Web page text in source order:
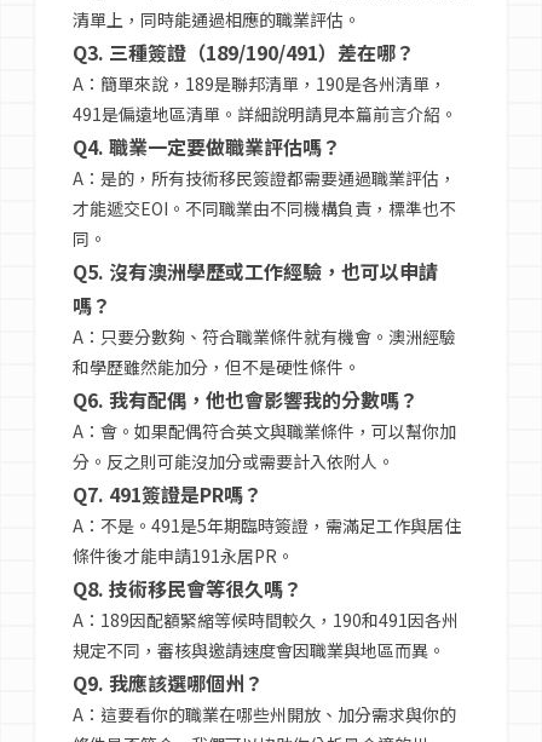
清單上，同時能通過相應的職業評估。
Q3. 三種簽證（189/190/491）差在哪？
A：簡單來說，189是聯邦清單，190是各州清單，
491是偏遠地區清單。詳細說明請見本篇前言介紹。
Q4. 職業一定要做職業評估嗎？
A：是的，所有技術移民簽證都需要通過職業評估，
才能遞交EOI。不同職業由不同機構負責，標準也不
同。
Q5. 沒有澳洲學歷或工作經驗，也可以申請
嗎？
A：只要分數夠、符合職業條件就有機會。澳洲經驗
和學歷雖然能加分，但不是硬性條件。
Q6. 我有配偶，他也會影響我的分數嗎？
A：會。如果配偶符合英文與職業條件，可以幫你加
分。反之則可能沒加分或需要計入依附人。
Q7. 491簽證是PR嗎？
A：不是。491是5年期臨時簽證，需滿足工作與居住
條件後才能申請191永居PR。
Q8. 技術移民會等很久嗎？
A：189因配額緊縮等候時間較久，190和491因各州
規定不同，審核與邀請速度會因職業與地區而異。
Q9. 我應該選哪個州？
A：這要看你的職業在哪些州開放、加分需求與你的